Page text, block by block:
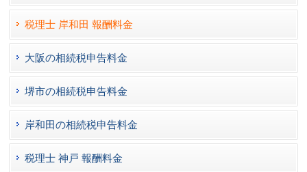
税理士 岸和田 報酬料金
大阪の相続税申告料金
堺市の相続税申告料金
岸和田の相続税申告料金
税理士 神戸 報酬料金